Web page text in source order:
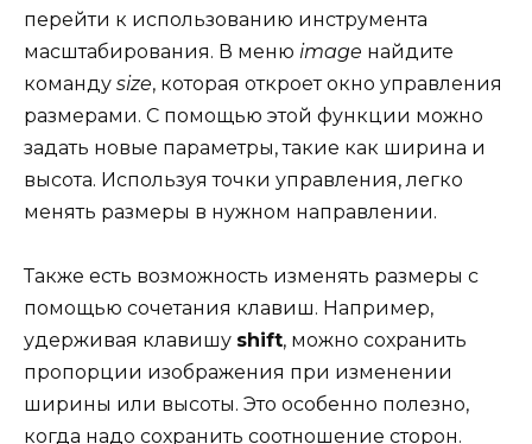
перейти к использованию инструмента
масштабирования. В меню image найдите
команду size, которая откроет окно управления
размерами. С помощью этой функции можно
задать новые параметры, такие как ширина и
высота. Используя точки управления, легко
менять размеры в нужном направлении.
Также есть возможность изменять размеры с
помощью сочетания клавиш. Например,
удерживая клавишу shift, можно сохранить
пропорции изображения при изменении
ширины или высоты. Это особенно полезно,
когда надо сохранить соотношение сторон.